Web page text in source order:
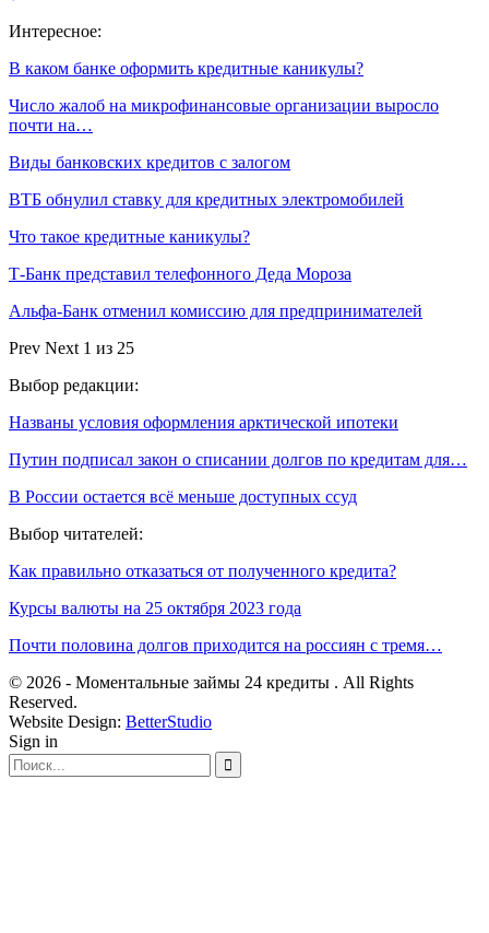
Интересное:
В каком банке оформить кредитные каникулы?
Число жалоб на микрофинансовые организации выросло
почти на…
Виды банковских кредитов с залогом
ВТБ обнулил ставку для кредитных электромобилей
Что такое кредитные каникулы?
Т-Банк представил телефонного Деда Мороза
Альфа-Банк отменил комиссию для предпринимателей
Prev Next 1 из 25
Выбор редакции:
Названы условия оформления арктической ипотеки
Путин подписал закон о списании долгов по кредитам для…
В России остается всё меньше доступных ссуд
Выбор читателей:
Как правильно отказаться от полученного кредита?
Курсы валюты на 25 октября 2023 года
Почти половина долгов приходится на россиян с тремя…
© 2026 - Моментальные займы 24 кредиты . All Rights
Reserved.
Website Design: BetterStudio
Sign in